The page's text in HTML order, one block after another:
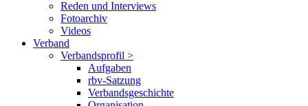
Reden und Interviews
Fotoarchiv
Videos
Verband
Verbandsprofil >
Aufgaben
rbv-Satzung
Verbandsgeschichte